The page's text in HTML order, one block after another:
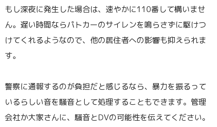
もし深夜に発生した場合は、速やかに110番して構いませ
ん。遅い時間ならパトカーのサイレンを鳴らさずに駆けつ
けてくれるようなので、他の居住者への影響も抑えられま
す。
警察に通報するのが負担だと感じるなら、暴力を振るって
いるらしい音を騒音として処理することもできます。管理
会社か大家さんに、騒音とDVの可能性を伝えてください。